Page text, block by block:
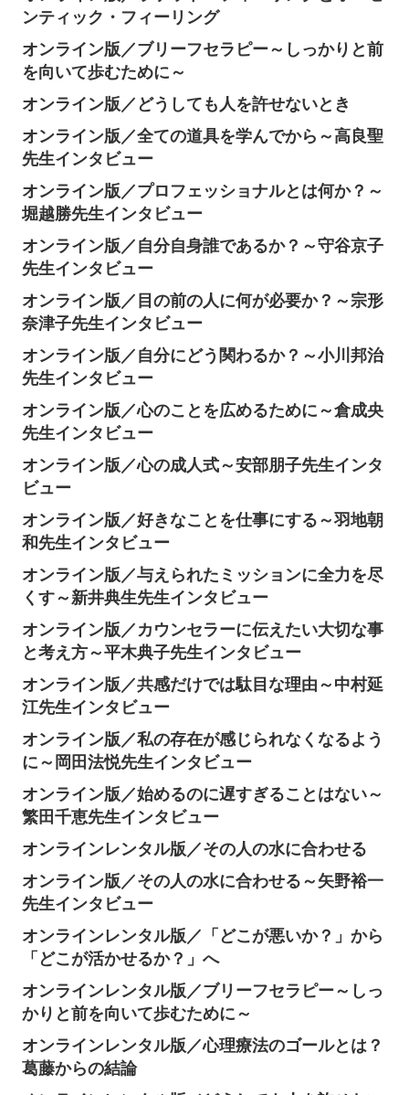
ンティック・フィーリング
オンライン版／ブリーフセラピー～しっかりと前
を向いて歩むために～
オンライン版／どうしても人を許せないとき
オンライン版／全ての道具を学んでから～高良聖
先生インタビュー
オンライン版／プロフェッショナルとは何か？～
堀越勝先生インタビュー
オンライン版／自分自身誰であるか？～守谷京子
先生インタビュー
オンライン版／目の前の人に何が必要か？～宗形
奈津子先生インタビュー
オンライン版／自分にどう関わるか？～小川邦治
先生インタビュー
オンライン版／心のことを広めるために～倉成央
先生インタビュー
オンライン版／心の成人式～安部朋子先生インタ
ビュー
オンライン版／好きなことを仕事にする～羽地朝
和先生インタビュー
オンライン版／与えられたミッションに全力を尽
くす～新井典生先生インタビュー
オンライン版／カウンセラーに伝えたい大切な事
と考え方～平木典子先生インタビュー
オンライン版／共感だけでは駄目な理由～中村延
江先生インタビュー
オンライン版／私の存在が感じられなくなるよう
に～岡田法悦先生インタビュー
オンライン版／始めるのに遅すぎることはない～
繁田千恵先生インタビュー
オンラインレンタル版／その人の水に合わせる
オンライン版／その人の水に合わせる～矢野裕一
先生インタビュー
オンラインレンタル版／「どこが悪いか？」から
「どこが活かせるか？」へ
オンラインレンタル版／ブリーフセラピー～しっ
かりと前を向いて歩むために～
オンラインレンタル版／心理療法のゴールとは？
葛藤からの結論